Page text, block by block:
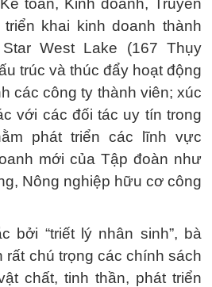
toán, Kinh doanh, Truyền
khai kinh doanh thành
West Lake (167 Thụy
trúc và thúc đẩy hoạt động
các công ty thành viên; xúc
với các đối tác uy tín trong
phát triển các lĩnh vực
mới của Tập đoàn như
Nông nghiệp hữu cơ công
bởi “triết lý nhân sinh”, bà
rất chú trọng các chính sách
chất, tinh thần, phát triển